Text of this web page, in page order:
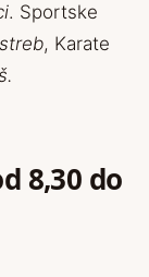
. Sportske
, Karate
8,30 do